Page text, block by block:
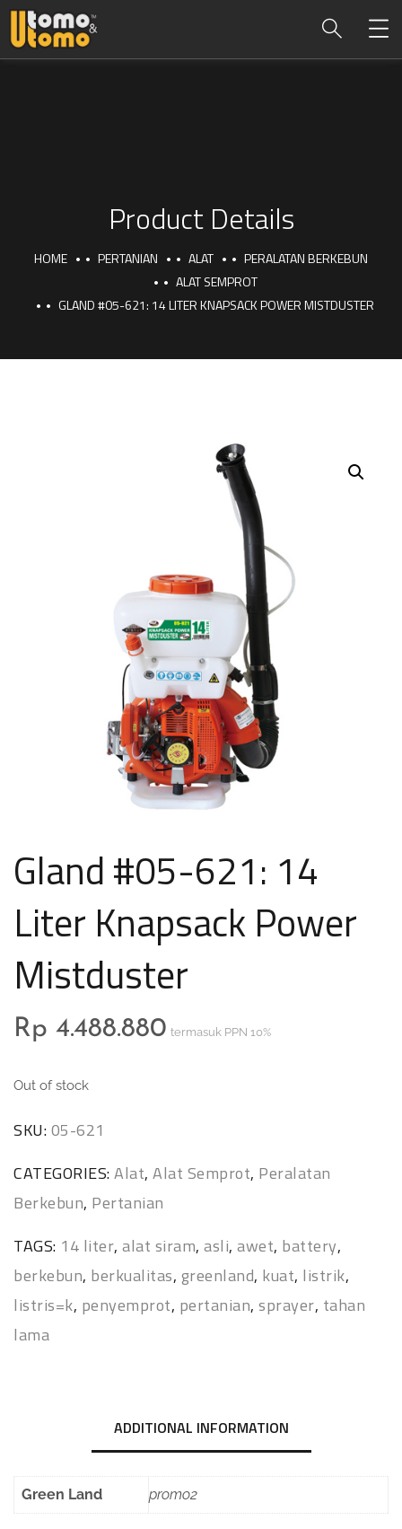
Product Details
HOME PERTANIAN ALAT
PERALATAN BERKEBUN
ALAT SEMPROT
GLAND #05-621: 14 LITER KNAPSACK POWER MISTDUSTER
Gland #05-621: 14
Liter Knapsack Power
Mistduster
Rp 4.488.880 termasuk PPN 10%
Out of stock
SKU:05-621
CATEGORIES:Alat, Alat Semprot, Peralatan
Berkebun, Pertanian
TAGS: 14 liter, alat siram, asli, awet, battery,
berkebun, berkualitas, greenland, kuat, listrik,
listris=k, penyemprot, pertanian, sprayer, tahan
lama
ADDITIONAL INFORMATION
Green Land promo2